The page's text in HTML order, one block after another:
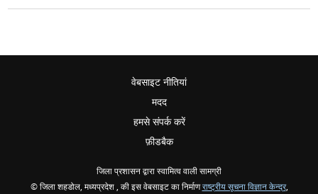
वेबसाइट नीतियां
मदद
हमसे संपर्क करें
फ़ीडबैक
जिला प्रशासन द्वारा स्वामित्व वाली सामग्री
© जिला शहडोल, मध्यप्रदेश , की इस वेबसाइट का निर्माणराष्ट्रीय सूचना विज्ञान केन्द्र,